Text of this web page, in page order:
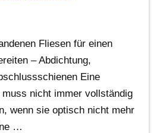
Fliesen für einen
– Abdichtung,
Eine
nicht immer vollständig
wenn sie optisch nicht mehr
…